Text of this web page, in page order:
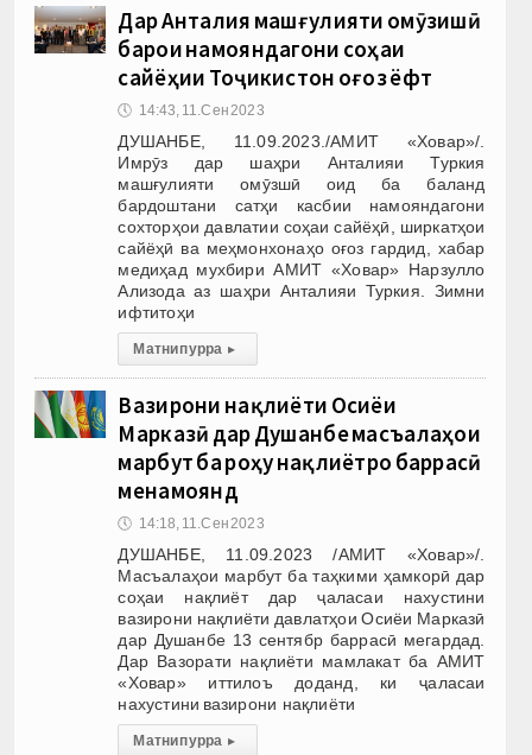
Дар Анталия машғулияти омӯзишӣ
барои намояндагони соҳаи
сайёҳии Тоҷикистон оғоз ёфт
🕔 14:43, 11.Сен 2023
ДУШАНБЕ, 11.09.2023./АМИТ «Ховар»/.
Имрӯз дар шаҳри Анталияи Туркия
машғулияти омӯзшӣ оид ба баланд
бардоштани сатҳи касбии намояндагони
сохторҳои давлатии соҳаи сайёҳӣ, ширкатҳои
сайёҳӣ ва меҳмонхонаҳо оғоз гардид, хабар
медиҳад мухбири АМИТ «Ховар» Нарзулло
Ализода аз шаҳри Анталияи Туркия. Зимни
ифтитоҳи
Матни пурра ▸
Вазирони нақлиёти Осиёи
Марказӣ дар Душанбе масъалаҳои
марбут ба роҳу нақлиётро баррасӣ
менамоянд
🕔 14:18, 11.Сен 2023
ДУШАНБЕ, 11.09.2023 /АМИТ «Ховар»/.
Масъалаҳои марбут ба таҳкими ҳамкорӣ дар
соҳаи нақлиёт дар ҷаласаи нахустини
вазирони нақлиёти давлатҳои Осиёи Марказӣ
дар Душанбе 13 сентябр баррасӣ мегардад.
Дар Вазорати нақлиёти мамлакат ба АМИТ
«Ховар» иттилоъ доданд, ки ҷаласаи
нахустини вазирони нақлиёти
Матни пурра ▸